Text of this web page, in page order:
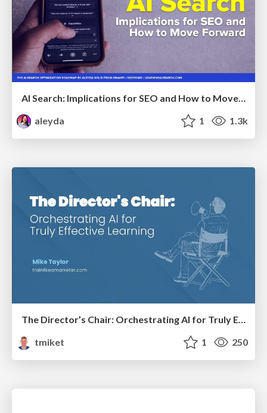
AI Search: Implications for SEO and How to Move Forward - #ShenzhenSEOConference
aleyda
1 1.3k
The Director’s Chair: Orchestrating AI for Truly Effective Learning
tmiket
1 250